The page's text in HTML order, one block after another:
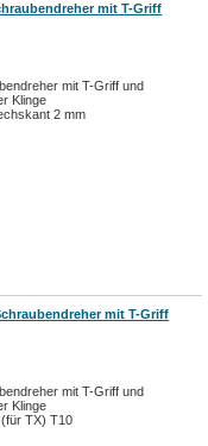
mit T-Griff
mit T-Griff und
Klinge
2 mm
mit T-Griff
mit T-Griff und
Klinge
TX) T10